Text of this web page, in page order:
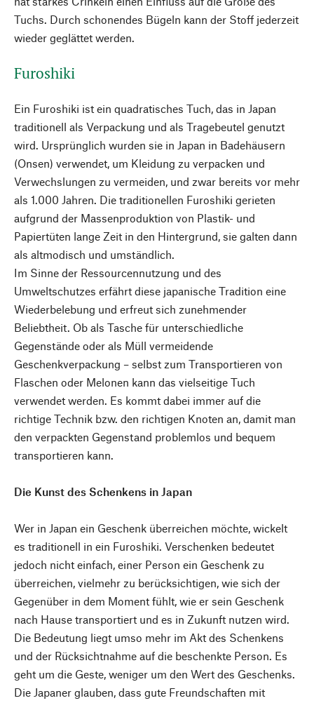
Tuchs. Durch schonendes Bügeln kann der Stoff jederzeit
wieder geglättet werden.
Furoshiki
Ein Furoshiki ist ein quadratisches Tuch, das in Japan
traditionell als Verpackung und als Tragebeutel genutzt
wird. Ursprünglich wurden sie in Japan in Badehäusern
(Onsen) verwendet, um Kleidung zu verpacken und
Verwechslungen zu vermeiden, und zwar bereits vor mehr
als 1.000 Jahren. Die traditionellen Furoshiki gerieten
aufgrund der Massenproduktion von Plastik- und
Papiertüten lange Zeit in den Hintergrund, sie galten dann
als altmodisch und umständlich.
Im Sinne der Ressourcennutzung und des
Umweltschutzes erfährt diese japanische Tradition eine
Wiederbelebung und erfreut sich zunehmender
Beliebtheit. Ob als Tasche für unterschiedliche
Gegenstände oder als Müll vermeidende
Geschenkverpackung – selbst zum Transportieren von
Flaschen oder Melonen kann das vielseitige Tuch
verwendet werden. Es kommt dabei immer auf die
richtige Technik bzw. den richtigen Knoten an, damit man
den verpackten Gegenstand problemlos und bequem
transportieren kann.
Die Kunst des Schenkens in Japan
Wer in Japan ein Geschenk überreichen möchte, wickelt
es traditionell in ein Furoshiki. Verschenken bedeutet
jedoch nicht einfach, einer Person ein Geschenk zu
überreichen, vielmehr zu berücksichtigen, wie sich der
Gegenüber in dem Moment fühlt, wie er sein Geschenk
nach Hause transportiert und es in Zukunft nutzen wird.
Die Bedeutung liegt umso mehr im Akt des Schenkens
und der Rücksichtnahme auf die beschenkte Person. Es
geht um die Geste, weniger um den Wert des Geschenks.
Die Japaner glauben, dass gute Freundschaften mit